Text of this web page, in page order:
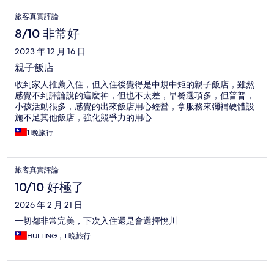
旅客真實評論
8/10 非常好
2023 年 12 月 16 日
親子飯店
收到家人推薦入住，但入住後覺得是中規中矩的親子飯店，雖然
感覺不到評論說的這麼神，但也不太差，早餐選項多，但普普，
小孩活動很多，感覺的出來飯店用心經營，拿服務來彌補硬體設
施不足其他飯店，強化競爭力的用心
1 晚旅行
旅客真實評論
10/10 好極了
2026 年 2 月 21 日
一切都非常完美，下次入住還是會選擇悅川
HUI LING，1 晚旅行